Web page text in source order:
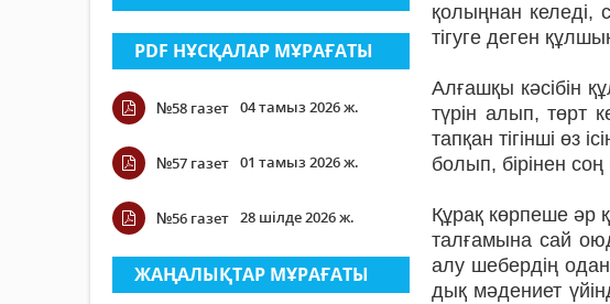
PDF НҰСҚАЛАР МҰРАҒАТЫ
№58 газет 04 тамыз 2026 ж.
№57 газет 01 тамыз 2026 ж.
№56 газет 28 шілде 2026 ж.
ЖАҢАЛЫҚТАР МҰРАҒАТЫ
қолыңнан келе­ді,
тігуге деген
Алғашқы кәсібін
түрін алып, төрт
тапқан тігінші өз
болып, бірінен
Құрақ көрпеше әр
талғамына сай
алу шебердің
дық мәдениет